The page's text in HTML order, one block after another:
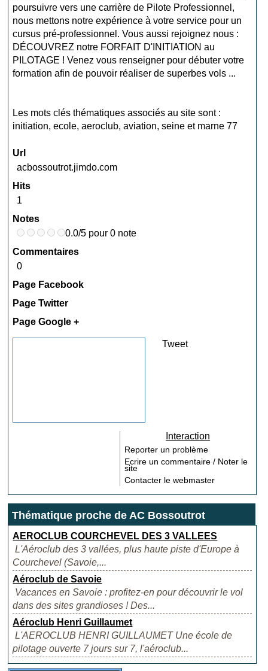
poursuivre vers une carrière de Pilote Professionnel,
nous mettons notre expérience à votre service pour un
cursus pré-professionnel. Vous aussi rejoignez nous :
DÉCOUVREZ notre FORFAIT D'INITIATION au
PILOTAGE ! Venez vous renseigner pour débuter votre
formation afin de pouvoir réaliser de superbes vols ...
Les mots clés thématiques associés au site sont :
initiation,ecole,aeroclub,aviation,seine et marne 77
Url
acbossoutrot.jimdo.com
Hits
1
Notes
0.0/5 pour 0 note
Commentaires
0
Page Facebook
Page Twitter
Page Google +
Tweet
Interaction
Reporter un problème
Ecrire un commentaire / Noter le
site
Contacter le webmaster
Thématique proche de AC Bossoutrot
AEROCLUB COURCHEVEL DES 3 VALLEES
L'Aéroclub des 3 vallées, plus haute piste d'Europe à
Courchevel (Savoie,...
Aéroclub de Savoie
Vacances en Savoie : profitez-en pour découvrir le vol
dans des sites grandioses ! Des...
Aéroclub Henri Guillaumet
L'AEROCLUB HENRI GUILLAUMET Une école de
pilotage ouverte 7 jours sur 7, l'aéroclub...